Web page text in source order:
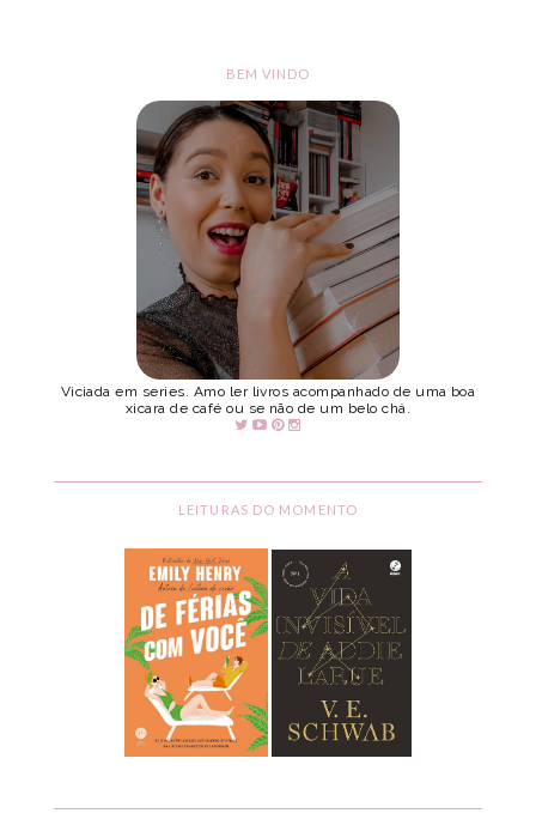
BEM VINDO
Viciada em series. Amo ler livros acompanhado de uma boa
xicara de café ou se não de um belo chá.
LEITURAS DO MOMENTO